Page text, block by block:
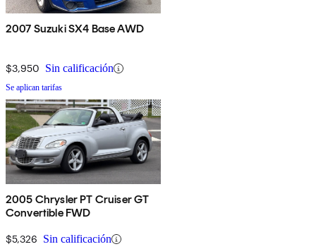
2007 Suzuki SX4 Base AWD
$3,950 Sin calificación
Se aplican tarifas
2005 Chrysler PT Cruiser GT
Convertible FWD
$5,326 Sin calificación